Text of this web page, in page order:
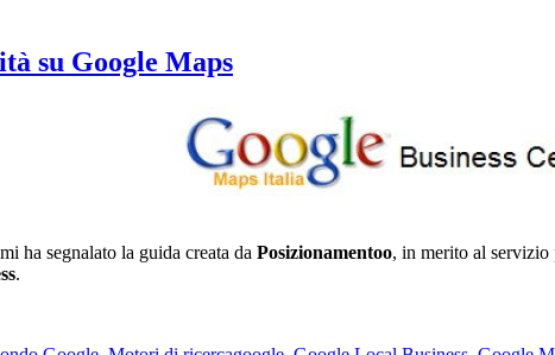
su Google Maps
mi ha segnalato la guida creata da Posizionamentoo, in merito al servizio
.